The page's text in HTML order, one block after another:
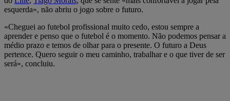
esquerda», não abriu o jogo sobre o futuro.
«Cheguei ao futebol profissional muito cedo, estou sempre a
aprender e penso que o futebol é o momento. Não podemos pensar a
médio prazo e temos de olhar para o presente. O futuro a Deus
pertence. Quero seguir o meu caminho, trabalhar e o que tiver de ser
será», concluiu.